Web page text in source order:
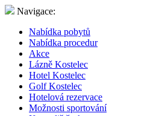
Navigace:
Nabídka pobytů
Nabídka procedur
Akce
Lázně Kostelec
Hotel Kostelec
Golf Kostelec
Hotelová rezervace
Možnosti sportování